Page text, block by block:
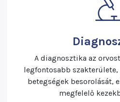
A diagnosztika az
legfontosabb szakterülete,
betegségek besorolását,
megfelelő